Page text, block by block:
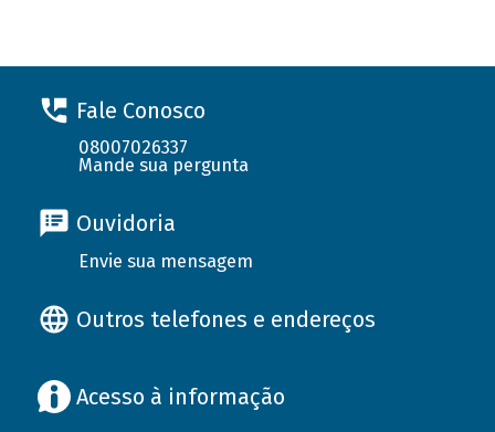
Fale Conosco
08007026337
Mande sua pergunta
Ouvidoria
Envie sua mensagem
Outros telefones e endereços
Acesso à informação